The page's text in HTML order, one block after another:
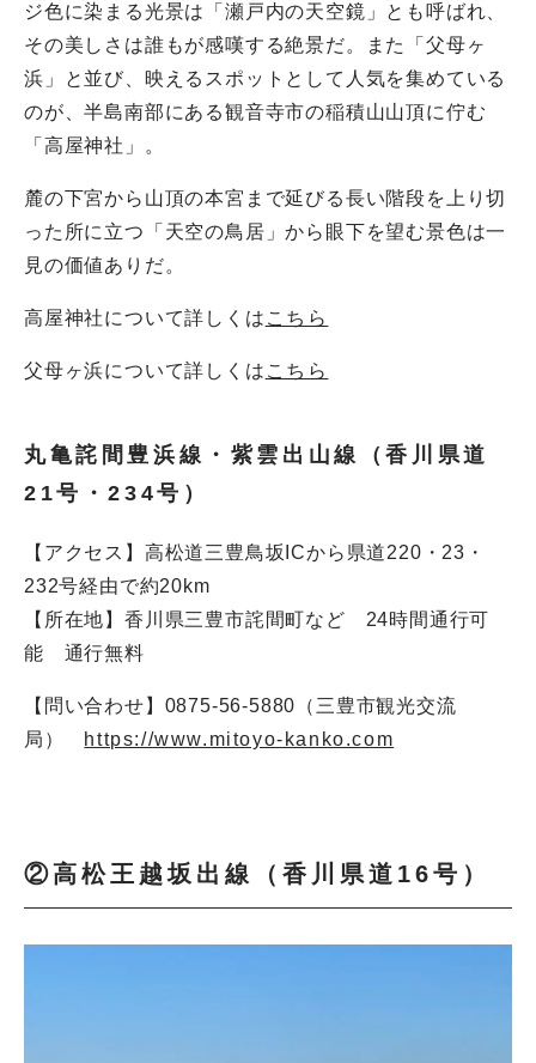
ジ色に染まる光景は「瀬戸内の天空鏡」とも呼ばれ、
その美しさは誰もが感嘆する絶景だ。また「父母ヶ
浜」と並び、映えるスポットとして人気を集めている
のが、半島南部にある観音寺市の稲積山山頂に佇む
「高屋神社」。
麓の下宮から山頂の本宮まで延びる長い階段を上り切
った所に立つ「天空の鳥居」から眼下を望む景色は一
見の価値ありだ。
高屋神社について詳しくは こちら
父母ヶ浜について詳しくは こちら
丸亀詫間豊浜線・紫雲出山線（香川県道
21号・234号）
【アクセス】高松道三豊鳥坂ICから県道220・23・
232号経由で約20km
【所在地】香川県三豊市詫間町など 24時間通行可
能 通行無料
【問い合わせ】0875-56-5880（三豊市観光交流
局） https://www.mitoyo-kanko.com
②高松王越坂出線（香川県道16号）